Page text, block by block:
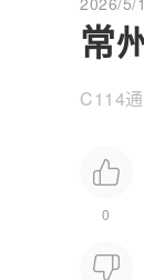
常
C114
0